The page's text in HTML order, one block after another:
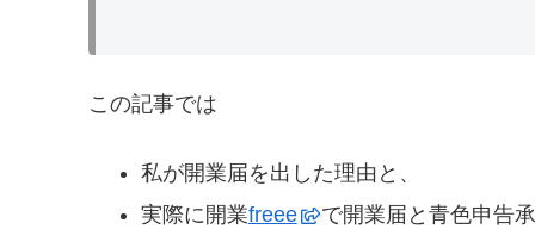
この記事では
私が開業届を出した理由と、
実際に開業freee で開業届と青色申告